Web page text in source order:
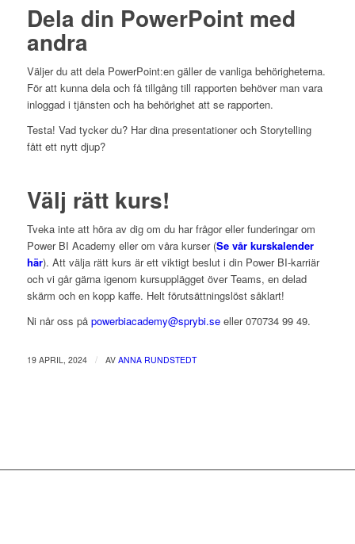
Dela din PowerPoint med
andra
Väljer du att dela PowerPoint:en gäller de vanliga behörigheterna.
För att kunna dela och få tillgång till rapporten behöver man vara
inloggad i tjänsten och ha behörighet att se rapporten.
Testa! Vad tycker du? Har dina presentationer och Storytelling
fått ett nytt djup?
Välj rätt kurs!
Tveka inte att höra av dig om du har frågor eller funderingar om
Power BI Academy eller om våra kurser (Se vår kurskalender
här). Att välja rätt kurs är ett viktigt beslut i din Power BI-karriär
och vi går gärna igenom kursupplägget över Teams, en delad
skärm och en kopp kaffe. Helt förutsättningslöst såklart!
Ni når oss på powerbiacademy@sprybi.seeller 070734 99 49.
19 APRIL, 2024 / AV ANNA RUNDSTEDT